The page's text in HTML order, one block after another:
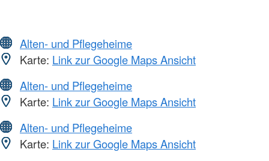
Alten- und Pflegeheime
Karte: Link zur Google Maps Ansicht
Alten- und Pflegeheime
Karte: Link zur Google Maps Ansicht
Alten- und Pflegeheime
Karte: Link zur Google Maps Ansicht